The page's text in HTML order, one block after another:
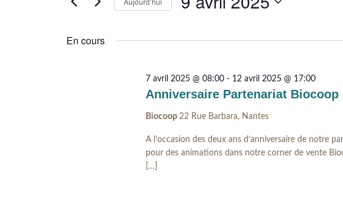
AVRIL
2025
ÉVÈNEMENTS
Évènements
En cours
Anniversaire Partenariat Biocoop
7 avril 2025 @ 08:00 - 12 avril 2025 @ 17:00
Biocoop22 Rue Barbara, Nantes
A l’occasion des deux ans d’anniversaire de notre
pour des animations dans notre corner de vente
[…]